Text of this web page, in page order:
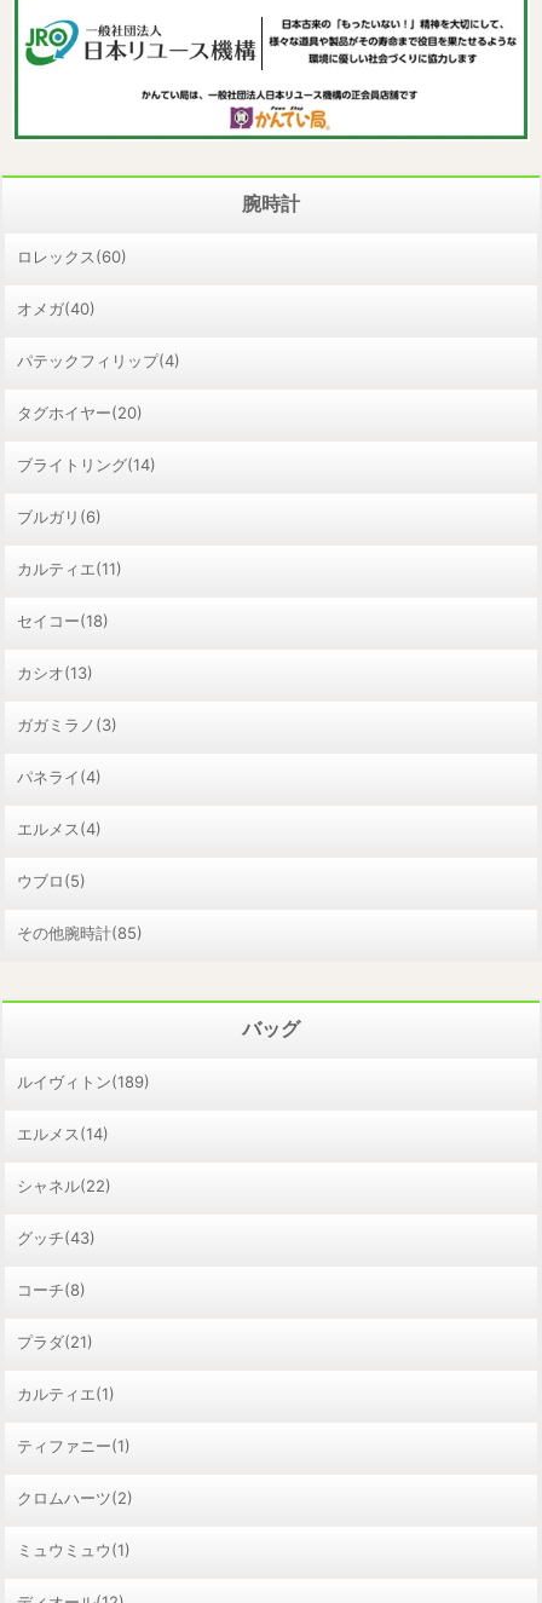
腕時計
ロレックス(60)
オメガ(40)
パテックフィリップ(4)
タグホイヤー(20)
ブライトリング(14)
ブルガリ(6)
カルティエ(11)
セイコー(18)
カシオ(13)
ガガミラノ(3)
パネライ(4)
エルメス(4)
ウブロ(5)
その他腕時計(85)
バッグ
ルイヴィトン(189)
エルメス(14)
シャネル(22)
グッチ(43)
コーチ(8)
プラダ(21)
カルティエ(1)
ティファニー(1)
クロムハーツ(2)
ミュウミュウ(1)